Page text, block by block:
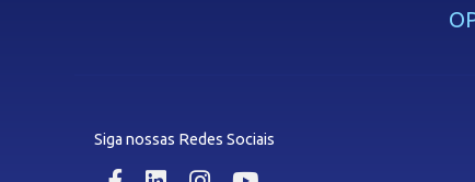
Siga nossas Redes Sociais